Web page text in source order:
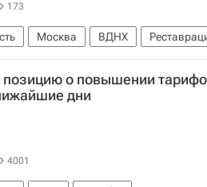
173
Москва ВДНХ
позицию о повышении
дни
4001